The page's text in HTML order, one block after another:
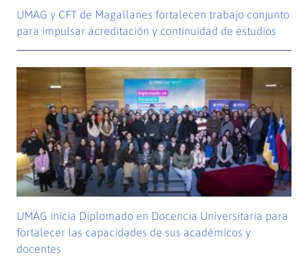
UMAG y CFT de Magallanes fortalecen trabajo conjunto
para impulsar acreditación y continuidad de estudios
UMAG inicia Diplomado en Docencia Universitaria para
fortalecer las capacidades de sus académicos y
docentes